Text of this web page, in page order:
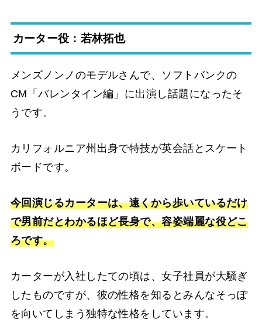
カーター役：若林拓也
メンズノンノのモデルさんで、ソフトバンクの
CM「バレンタイン編」に出演し話題になったそ
うです。
カリフォルニア州出身で特技が英会話とスケート
ボードです。
今回演じるカーターは、遠くから歩いているだけ
で男前だとわかるほど長身で、容姿端麗な役どこ
ろです。
カーターが入社したての頃は、女子社員が大騒ぎ
したものですが、彼の性格を知るとみんなそっぽ
を向いてしまう独特な性格をしています。